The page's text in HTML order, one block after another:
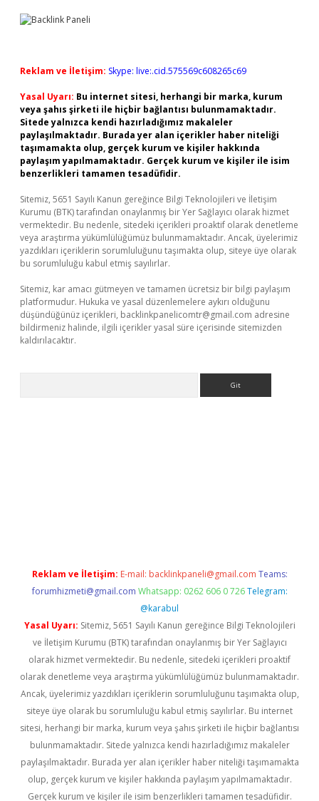
Reklam ve İletişim: Skype: live:.cid.575569c608265c69
Yasal Uyarı: Bu internet sitesi, herhangi bir marka, kurum
veya şahıs şirketi ile hiçbir bağlantısı bulunmamaktadır.
Sitede yalnızca kendi hazırladığımız makaleler
paylaşılmaktadır. Burada yer alan içerikler haber niteliği
taşımamakta olup, gerçek kurum ve kişiler hakkında
paylaşım yapılmamaktadır. Gerçek kurum ve kişiler ile isim
benzerlikleri tamamen tesadüfidir.
Sitemiz, 5651 Sayılı Kanun gereğince Bilgi Teknolojileri ve İletişim
Kurumu (BTK) tarafından onaylanmış bir Yer Sağlayıcı olarak hizmet
vermektedir. Bu nedenle, sitedeki içerikleri proaktif olarak denetleme
veya araştırma yükümlülüğümüz bulunmamaktadır. Ancak, üyelerimiz
yazdıkları içeriklerin sorumluluğunu taşımakta olup, siteye üye olarak
bu sorumluluğu kabul etmiş sayılırlar.
Sitemiz, kar amacı gütmeyen ve tamamen ücretsiz bir bilgi paylaşım
platformudur. Hukuka ve yasal düzenlemelere aykırı olduğunu
düşündüğünüz içerikleri, backlinkpanelicomtr@gmail.com adresine
bildirmeniz halinde, ilgili içerikler yasal süre içerisinde sitemizden
kaldırılacaktır.
Reklam ve İletişim: E-mail: backlinkpaneli@gmail.com Teams:
forumhizmeti@gmail.com Whatsapp: 0262 606 0 726 Telegram:
@karabul
Yasal Uyarı: Sitemiz, 5651 Sayılı Kanun gereğince Bilgi Teknolojileri
ve İletişim Kurumu (BTK) tarafından onaylanmış bir Yer Sağlayıcı
olarak hizmet vermektedir. Bu nedenle, sitedeki içerikleri proaktif
olarak denetleme veya araştırma yükümlülüğümüz bulunmamaktadır.
Ancak, üyelerimiz yazdıkları içeriklerin sorumluluğunu taşımakta olup,
siteye üye olarak bu sorumluluğu kabul etmiş sayılırlar. Bu internet
sitesi, herhangi bir marka, kurum veya şahıs şirketi ile hiçbir bağlantısı
bulunmamaktadır. Sitede yalnızca kendi hazırladığımız makaleler
paylaşılmaktadır. Burada yer alan içerikler haber niteliği taşımamakta
olup, gerçek kurum ve kişiler hakkında paylaşım yapılmamaktadır.
Gerçek kurum ve kişiler ile isim benzerlikleri tamamen tesadüfidir.